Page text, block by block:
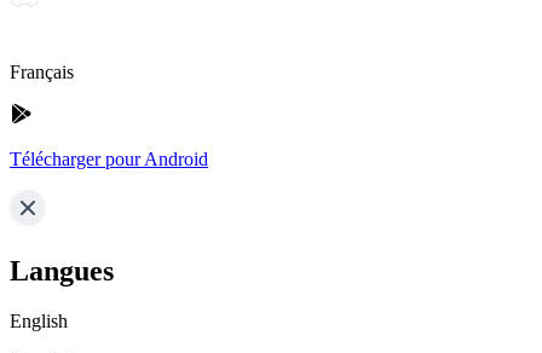
Français
Télécharger pour Android
Langues
English